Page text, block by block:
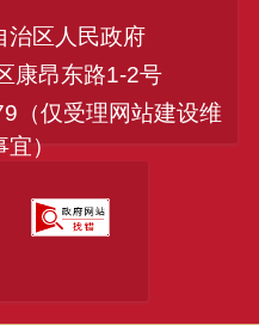
治区人民政府
康昂东路1-2号
（仅受理网站建设维
）